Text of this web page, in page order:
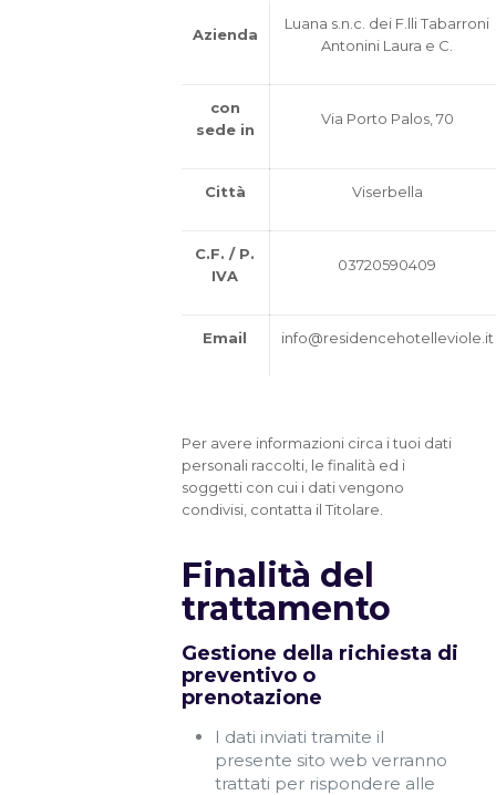
Azienda
Luana s.n.c. dei F.lli Tabarroni
Antonini Laura e C.
con
sede in
Via Porto Palos, 70
Città Viserbella
C.F. / P.
IVA
03720590409
Email info@residencehotelleviole.it
Per avere informazioni circa i tuoi dati
personali raccolti, le finalità ed i
soggetti con cui i dati vengono
condivisi, contatta il Titolare.
Finalità del
trattamento
Gestione della richiesta di
preventivo o
prenotazione
I dati inviati tramite il
presente sito web verranno
trattati per rispondere alle